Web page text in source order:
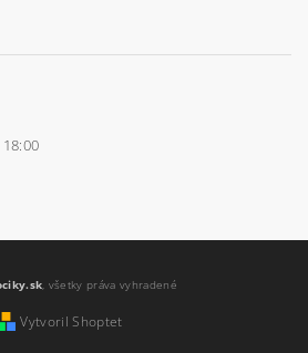
, všetky práva vyhradené
Vytvoril Shoptet